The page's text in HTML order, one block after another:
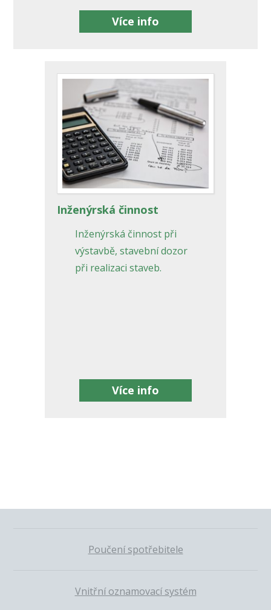
Více info
Inženýrská činnost
Inženýrská činnost při
výstavbě, stavební dozor
při realizaci staveb.
Více info
Poučení spotřebitele
Vnitřní oznamovací systém